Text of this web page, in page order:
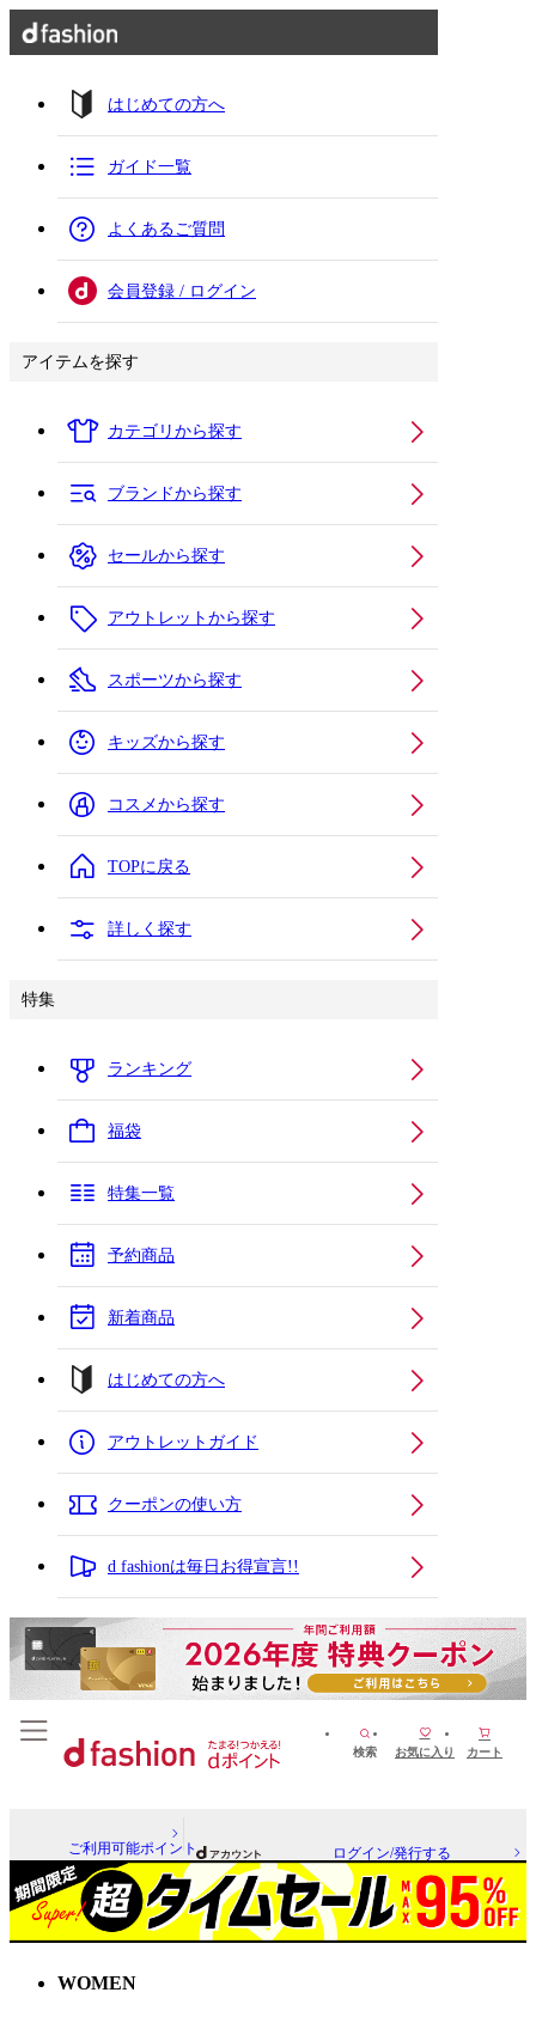
はじめての方へ
ガイド一覧
よくあるご質問
会員登録 / ログイン
アイテムを探す
カテゴリから探す
ブランドから探す
セールから探す
アウトレットから探す
スポーツから探す
キッズから探す
コスメから探す
TOPに戻る
詳しく探す
特集
ランキング
福袋
特集一覧
予約商品
新着商品
はじめての方へ
アウトレットガイド
クーポンの使い方
d fashionは毎日お得宣言!!
検索 お気に入り カート
ご利用可能ポイント ログイン/発行する
WOMEN